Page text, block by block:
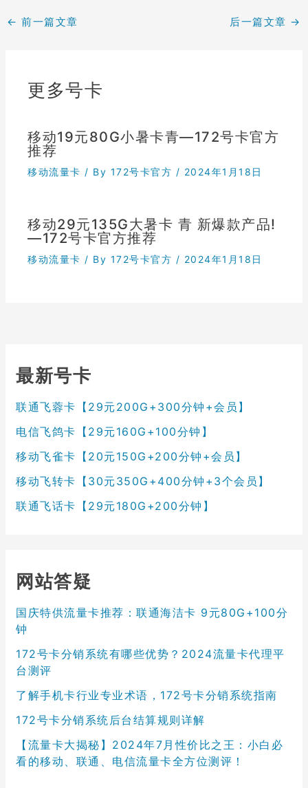
← 前一篇文章 后一篇文章 →
更多号卡
移动19元80G小暑卡青—172号卡官方
推荐
移动流量卡 / By 172号卡官方 / 2024年1月18日
移动29元135G大暑卡 青 新爆款产品!
—172号卡官方推荐
移动流量卡 / By 172号卡官方 / 2024年1月18日
最新号卡
联通飞蓉卡【29元200G+300分钟+会员】
电信飞鸽卡【29元160G+100分钟】
移动飞雀卡【20元150G+200分钟+会员】
移动飞转卡【30元350G+400分钟+3个会员】
联通飞话卡【29元180G+200分钟】
网站答疑
国庆特供流量卡推荐：联通海洁卡 9元80G+100分
钟
172号卡分销系统有哪些优势？2024流量卡代理平
台测评
了解手机卡行业专业术语，172号卡分销系统指南
172号卡分销系统后台结算规则详解
【流量卡大揭秘】2024年7月性价比之王：小白必
看的移动、联通、电信流量卡全方位测评！